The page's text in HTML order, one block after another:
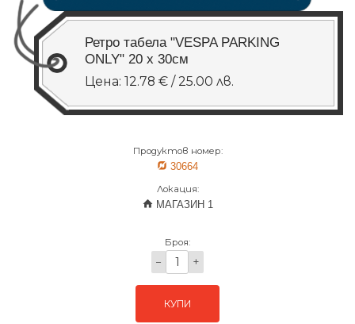
Ретро табела "VESPA PARKING
ONLY" 20 x 30см
Цена: 12.78 € / 25.00 лв.
Продуктов номер:
30664
Локация:
МАГАЗИН 1
Броя:
− +
КУПИ